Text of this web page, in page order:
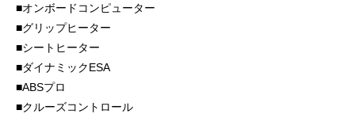
オンボードコンピューター
グリップヒーター
シートヒーター
ダイナミックESA
ABSプロ
クルーズコントロール